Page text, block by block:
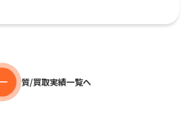
質/買取実績一覧へ